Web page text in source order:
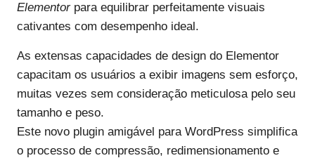
Elementor para equilibrar perfeitamente visuais
cativantes com desempenho ideal.
As extensas capacidades de design do Elementor
capacitam os usuários a exibir imagens sem esforço,
muitas vezes sem consideração meticulosa pelo seu
tamanho e peso.
Este novo plugin amigável para WordPress simplifica
o processo de compressão, redimensionamento e